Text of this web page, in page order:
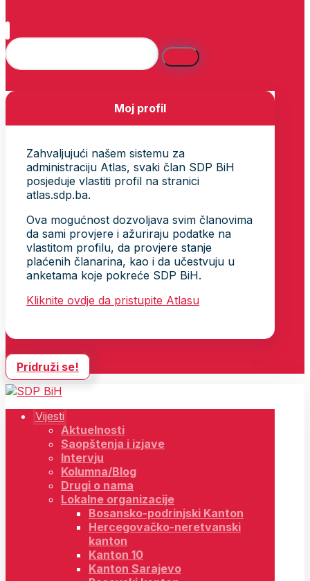
Moj profil
Zahvaljujući našem sistemu za
administraciju Atlas, svaki član SDP BiH
posjeduje vlastiti profil na stranici
atlas.sdp.ba.
Ova mogućnost dozvoljava svim članovima
da sami provjere i ažuriraju podatke na
vlastitom profilu, da provjere stanje
plaćenih članarina, kao i da učestvuju u
anketama koje pokreće SDP BiH.
Kliknite ovdje da pristupite Atlasu
Pridruži se!
Vijesti
Aktuelnosti
Saopštenja i izjave
Intervju
Kolumna/Blog
Drugi o nama
Lokalne organizacije
Bosansko-podrinjski Kanton
Hercegovačko-neretvanski
kanton
Kanton 10
Kanton Sarajevo